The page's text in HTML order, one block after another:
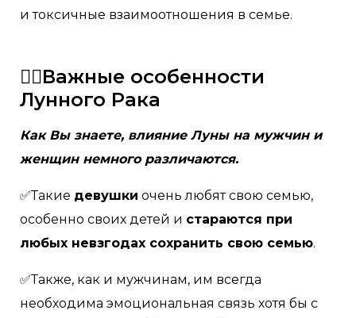
и токсичные взаимоотношения в семье.
🙆‍♀️Важные особенности
Лунного Рака
Как Вы знаете, влияние Луны на мужчин и
женщин немного различаются.
✅Такие девушки очень любят свою семью,
особенно своих детей и стараются при
любых невзгодах сохранить свою семью.
✅Также, как и мужчинам, им всегда
необходима эмоциональная связь хотя бы с